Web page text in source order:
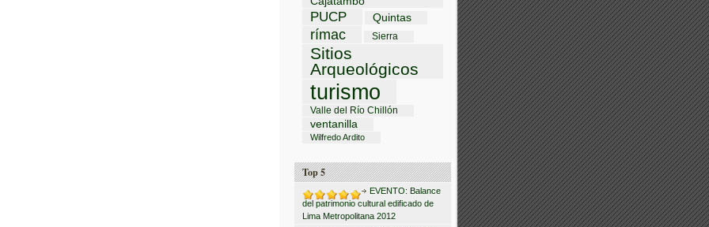
PUCP Quintas
rímac Sierra
Sitios
Arqueológicos
turismo
Valle del Río Chillón
ventanilla
Wilfredo Ardito
Top 5
EVENTO: Balance
del patrimonio cultural edificado de
Lima Metropolitana 2012